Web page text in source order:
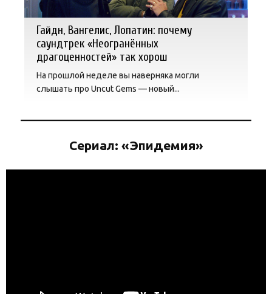
Гайдн, Вангелис, Лопатин: почему
саундтрек «Неогранённых
драгоценностей» так хорош
На прошлой неделе вы наверняка могли
слышать про Uncut Gems — новый...
Сериал: «Эпидемия»